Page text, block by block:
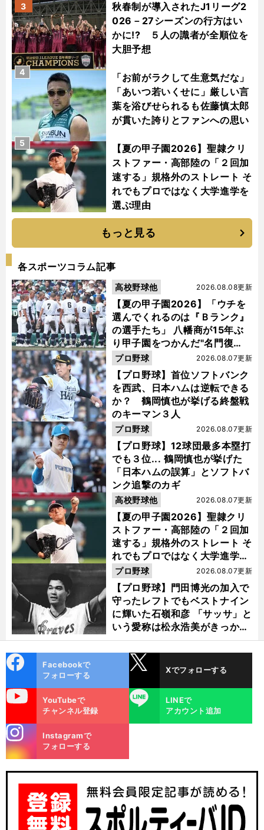
秋春制が導入されたJ1リーグ2
026－27シーズンの行方はい
かに!? ５人の識者が全順位を
大胆予想
3
「お前がラクして生意気だな」
「あいつ若いくせに」厳しい言
葉を浴びせられるも佐藤慎太郎
が貫いた誇りとファンへの思い
4
【夏の甲子園2026】聖隷クリ
ストファー・高部陸の「２回加
速する」規格外のストレート そ
れでもプロではなく大学進学を
選ぶ理由
5
もっと見る
各スポーツコラム記事
【夏の甲子園2026】「ウチを
選んでくれるのは『Ｂランク』
の選手たち」 八幡商が15年ぶ
り甲子園をつかんだ"名門復
活"の舞台裏
2026.08.08更新
高校野球他
【プロ野球】首位ソフトバンク
を西武、日本ハムは逆転できる
か？ 鶴岡慎也が挙げる終盤戦
のキーマン３人
2026.08.07更新
プロ野球
【プロ野球】12球団最多本塁打
でも３位... 鶴岡慎也が挙げた
「日本ハムの誤算」とソフトバ
ンク追撃のカギ
2026.08.07更新
プロ野球
【夏の甲子園2026】聖隷クリ
ストファー・高部陸の「２回加
速する」規格外のストレート そ
れでもプロではなく大学進学を
選ぶ理由
2026.08.07更新
高校野球他
【プロ野球】門田博光の加入で
守ったレフトでもベストナイン
に輝いた石嶺和彦 「サッサ」と
いう愛称は松永浩美がきっか
け？
2026.08.07更新
プロ野球
ok
Facebookで
フォローする
Xでフォローする
YouTubeで
チャンネル登録
LINE
LINEで
アカウント追加
m
Instagramで
フォローする